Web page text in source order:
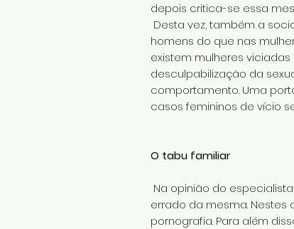
depois critica-se essa
Desta vez, também a
homens do que nas
existem mulheres
desculpabilização da
comportamento. Uma
casos femininos de vício
O tabu familiar
Na opinião do
errado da mesma.
pornografia. Para além